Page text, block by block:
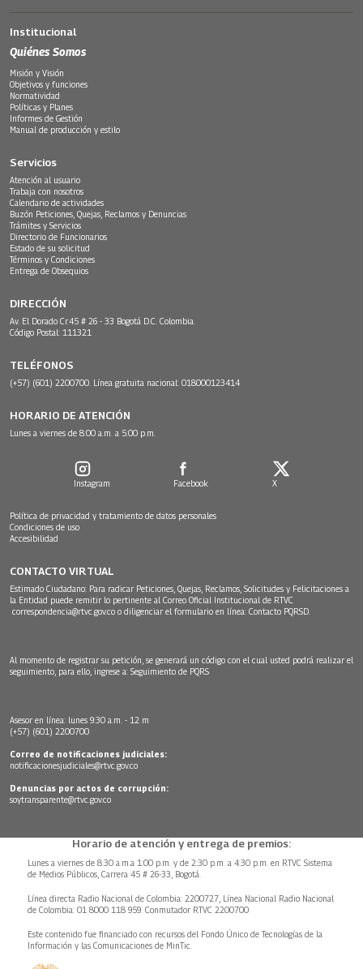
Institucional
Quiénes Somos
Misión y Visión
Objetivos y funciones
Normatividad
Políticas y Planes
Informes de Gestión
Manual de producción y estilo
Servicios
Atención al usuario
Trabaja con nosotros
Calendario de actividades
Buzón Peticiones, Quejas, Reclamos y Denuncias
Trámites y Servicios
Directorio de Funcionarios
Estado de su solicitud
Términos y Condiciones
Entrega de Obsequios
DIRECCIÓN
Av. El Dorado Cr.45 # 26 - 33 Bogotá D.C. Colombia.
Código Postal: 111321
TELÉFONOS
(+57) (601) 2200700. Línea gratuita nacional: 018000123414
HORARIO DE ATENCIÓN
Lunes a viernes de 8:00 a.m. a 5:00 p.m.
Instagram Facebook X
Política de privacidad y tratamiento de datos personales
Condiciones de uso
Accesibilidad
CONTACTO VIRTUAL
Estimado Ciudadano: Para radicar Peticiones, Quejas, Reclamos, Solicitudes y Felicitaciones a
la Entidad puede remitir lo pertinente al Correo Oficial Institucional de RTVC
correspondencia@rtvc.gov.co o diligenciar el formulario en línea: Contacto PQRSD.
Al momento de registrar su petición, se generará un código con el cual usted podrá realizar el
seguimiento, para ello, ingrese a: Seguimiento de PQRS
Asesor en línea: lunes 9:30 a.m. - 12 m
(+57) (601) 2200700
Correo de notificaciones judiciales:
notificacionesjudiciales@rtvc.gov.co
Denuncias por actos de corrupción:
soytransparente@rtvc.gov.co
Horario de atención y entrega de premios:
Lunes a viernes de 8:30 a.m.a 1:00 p.m. y de 2:30 p.m. a 4:30 p.m. en RTVC Sistema
de Medios Públicos, Carrera 45 # 26-33, Bogotá.
Línea directa Radio Nacional de Colombia: 2200727, Línea Nacional Radio Nacional
de Colombia: 01 8000 118 959. Conmutador RTVC 2200700
Este contenido fue financiado con recursos del Fondo Único de Tecnologías de la
Información y las Comunicaciones de MinTic.